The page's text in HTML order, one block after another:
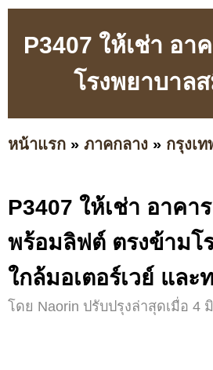
P3407 ให้เช่า อ
โรงพยาบาล
หน้าแรก » ภาคกลาง » กรุงเ
P3407 ให้เช่า อาค
พร้อมลิฟต์ ตรงข้ามโ
ใกล้มอเตอร์เวย์ และ
โดย Naorin ปรับปรุงล่าสุดเมื่อ 4